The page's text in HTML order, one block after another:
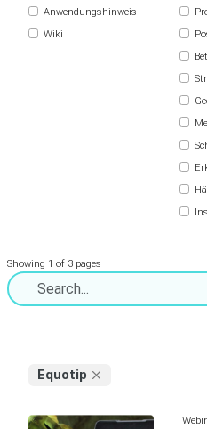
Anwendungshinweis
Wiki
Showing 1 of 3 pages
Equotip